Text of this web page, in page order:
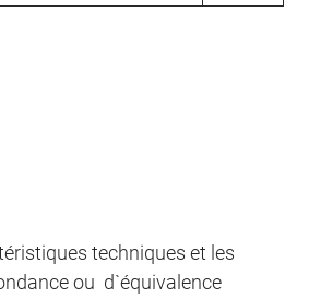
techniques et les
ou d`équivalence